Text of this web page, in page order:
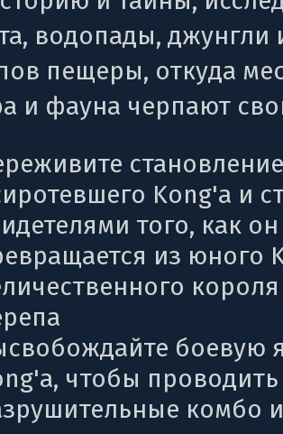
водопады, джунгли
пещеры, откуда
и фауна черпают
становление
Kong'а и
того, как он
из юного
боевую
чтобы проводить
комбо и